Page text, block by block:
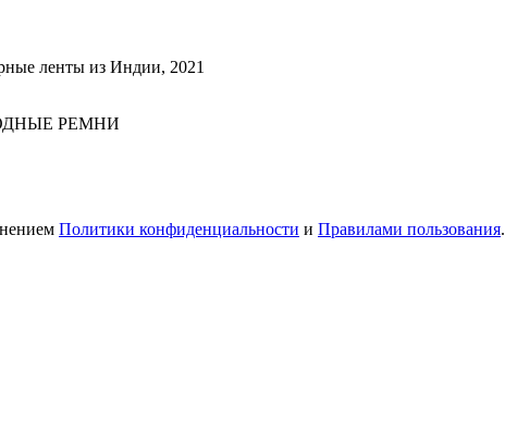
ленты из Индии, 2021
РЕМНИ
Политики конфиденциальности и Правилами пользования.